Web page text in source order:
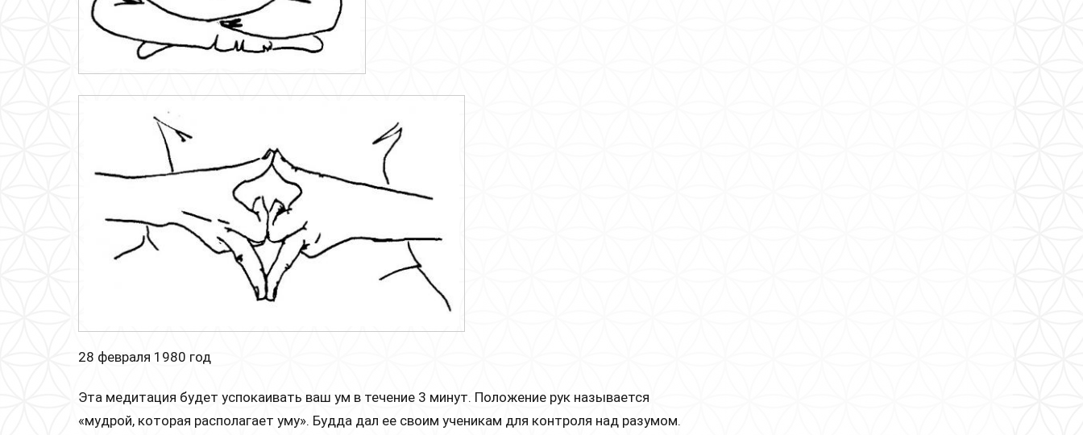
28 февраля 1980 год
Эта медитация будет успокаивать ваш ум в течение 3 минут. Положение рук называется
«мудрой, которая располагает уму». Будда дал ее своим ученикам для контроля над разумом.